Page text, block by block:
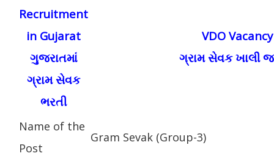
Recruitment
in Gujarat
ગુજરાતમાં
ગ્રામ સેવક
ભરતી
VDO
ગ્રામ સેવક ખાલી
Name of the
Post
Gram Sevak (Group-3)